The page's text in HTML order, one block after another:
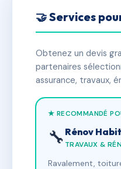
🤝 Services
Obtenez un devis
partenaires
assurance, travaux,
★ RECOMMANDÉ
🔧 Rénov
TRAVAUX &
Ravalement,